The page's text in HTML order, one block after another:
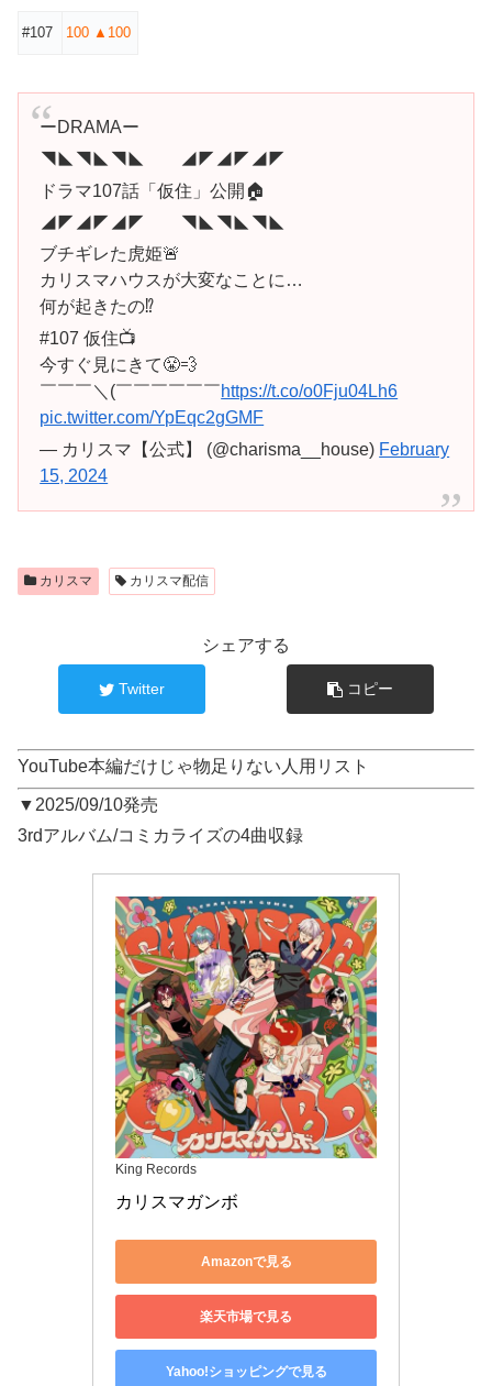
#107 100 ▲100
ーDRAMAー
◥◣◥◣◥◣ ◢◤◢◤◢◤
ドラマ107話「仮住」公開🏠
◢◤◢◤◢◤ ◥◣◥◣◥◣
ブチギレた虎姫🚨
カリスマハウスが大変なことに…
何が起きたの⁉️
#107 仮住📺️
今すぐ見にきて😤💨
￣￣￣＼(￣￣￣￣￣￣https://t.co/o0Fju04Lh6
pic.twitter.com/YpEqc2gGMF
— カリスマ【公式】 (@charisma__house) February
15, 2024
カリスマ カリスマ配信
シェアする
Twitter コピー
YouTube本編だけじゃ物足りない人用リスト
▼2025/09/10発売
3rdアルバム/コミカライズの4曲収録
King Records
カリスマガンボ
Amazonで見る
楽天市場で見る
Yahoo!ショッピングで見る